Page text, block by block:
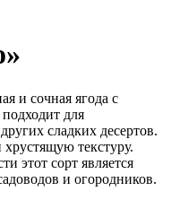
и сочная ягода с
для
сладких десертов.
текстуру.
этот сорт является
и огородников.